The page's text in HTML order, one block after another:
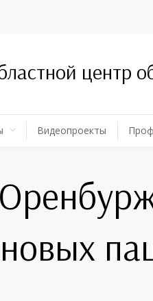
центр
Видеопроекты